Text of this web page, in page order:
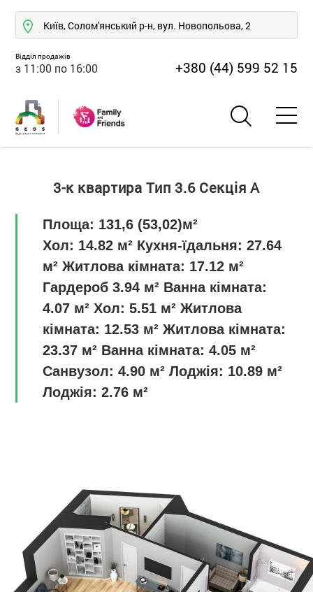
Київ, Солом'янський р-н, вул. Новопольова, 2
Відділ продажів
з 11:00 по 16:00 +380 (44) 599 52 15
3-к квартира Тип 3.6 Секція А
Площа: 131,6 (53,02)м²
Хол: 14.82 м² Кухня-їдальня: 27.64
м² Житлова кімната: 17.12 м²
Гардероб 3.94 м² Ванна кімната:
4.07 м² Хол: 5.51 м² Житлова
кімната: 12.53 м² Житлова кімната:
23.37 м² Ванна кімната: 4.05 м²
Санвузол: 4.90 м² Лоджія: 10.89 м²
Лоджія: 2.76 м²